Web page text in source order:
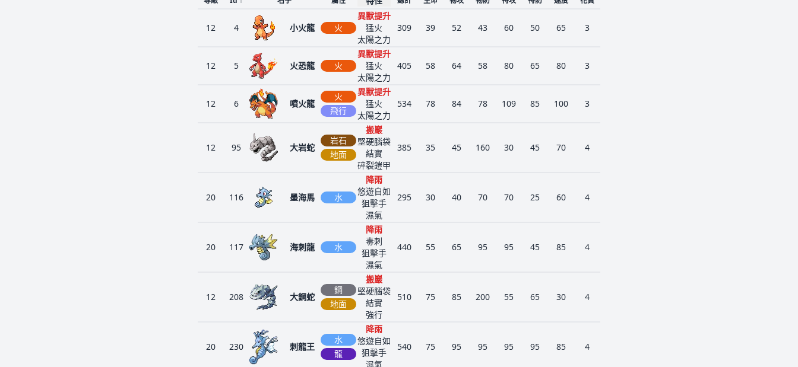
12 4 小火龍 火
異獸提升
猛火
太陽之力
309 39 52 43 60 50 65 3
12 5 火恐龍 火
異獸提升
猛火
太陽之力
405 58 64 58 80 65 80 3
12 6 噴火龍
火
飛行
異獸提升
猛火
太陽之力
534 78 84 78 109 85 100 3
12 95 大岩蛇
岩石
地面
搬巖
堅硬腦袋
結實
碎裂鎧甲
385 35 45 160 30 45 70 4
20 116 墨海馬 水
降雨
悠遊自如
狙擊手
濕氣
295 30 40 70 70 25 60 4
20 117 海刺龍 水
降雨
毒刺
狙擊手
濕氣
440 55 65 95 95 45 85 4
12 208 大鋼蛇
鋼
地面
搬巖
堅硬腦袋
結實
強行
510 75 85 200 55 65 30 4
20 230 刺龍王
水
龍
降雨
悠遊自如
狙擊手
濕氣
540 75 95 95 95 95 85 4